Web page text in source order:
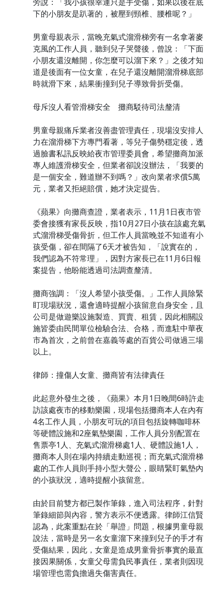
下的小朋友是趴著的，被壓到頸椎、腰椎呢？」
男童母親表示，當晚充氣式溜滑梯旁有一名拿著麥
克風的工作人員，聽到兒子哭聲後，曾說：「下面
小朋友還沒離開，你怎麼可以溜下來？」之後才知
道是後面有一位女童，在兒子還沒離開溜滑梯底部
時就滑下來，結果衝撞到兒子導致骨折受傷。
母斥沒人看管滑梯安全 攤商駁待司法釐清
男童母親痛斥業者沒善盡管理責任，現場沒安排人
力在溜滑梯下方專門看著，等兒子傷勢穩定後，透
過臉書私訊反映給夜市管理委員會，希望攤商加派
專人維護滑梯安全，但業者卻說沒辦法，「我要的
是一個安全，難道辦不到嗎？」改向業者求償5萬
元，業者又拒絕賠償，她才決定提告。
《蘋果》向攤商查證，業者表示，11月1日夜市管
委會接獲有家長反映，指10月27日小孩在該處充氣
式溜滑梯受傷骨折，但工作人員當晚並不知道有小
孩受傷，卻在間隔了6天才被告知，「說實在的，
我們認為不符常理」，因對方家長已在11月6日報
案提告，他盼能透過司法調查釐清。
攤商強調：「沒人希望小孩受傷。」工作人員除緊
盯現場狀況，還會適時提醒小孩留意自身安全，且
公司是做遊樂設施製造、買賣、租賃，因此相關設
施皆委由民間單位檢驗合法、合格，而進駐中華夜
市為首次，之前曾在嘉義等處的百貨公司做過三場
以上。
律師：撞傷人女童、攤商皆有法律責任
此起意外發生之後，《蘋果》本月1日晚間6時許走
訪該處夜市的移動樂園，現場包括攤商本人在內有
4名工作人員，小朋友可玩的項目包括旋轉咖啡杯
等硬體設施和2座氣墊樂園，工作人員分別配置在
售票亭1人、充氣式溜滑梯處1人、硬體設施1人，
攤商本人則在場內持續走動巡視；而充氣式溜滑梯
處的工作人員則手持小型大聲公，眼睛緊盯氣墊內
的小孩狀況，適時提醒小孩留意。
由於目前雙方都已製作筆錄，進入司法程序，針對
筆錄細節與內容，警方表示不便透露。律師江信賢
認為，此案重點在於「舉證」問題，根據男童母親
說法，當時是另一名女童溜下來撞到兒子的手才有
受傷結果，因此，女童是造成男童骨折事實的最直
接因果關係，女童父母需負民事責任，業者則因現
場管理也需負擔過失傷害責任。